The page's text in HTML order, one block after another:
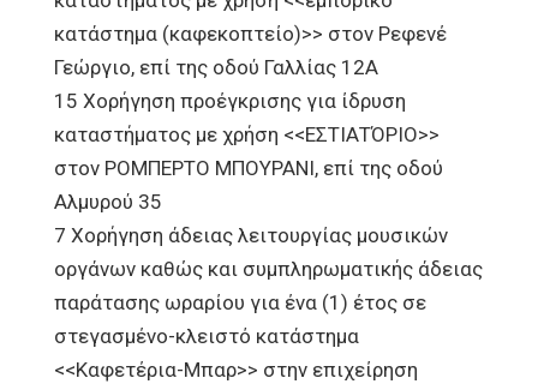
κατάστημα (καφεκοπτείο)>> στον Ρεφενέ
Γεώργιο, επί της οδού Γαλλίας 12Α
15 Χορήγηση προέγκρισης για ίδρυση
καταστήματος με χρήση <<ΕΣΤΙΑΤΌΡΙΟ>>
στον ΡΟΜΠΕΡΤΟ ΜΠΟΥΡΑΝΙ, επί της οδού
Αλμυρού 35
7 Χορήγηση άδειας λειτουργίας μουσικών
οργάνων καθώς και συμπληρωματικής άδειας
παράτασης ωραρίου για ένα (1) έτος σε
στεγασμένο-κλειστό κατάστημα
<<Καφετέρια-Μπαρ>> στην επιχείρηση